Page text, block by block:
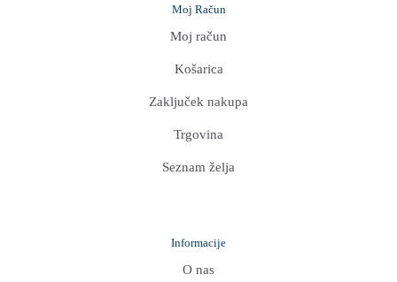
Moj Račun
Moj račun
Košarica
Zaključek nakupa
Trgovina
Seznam želja
Informacije
O nas